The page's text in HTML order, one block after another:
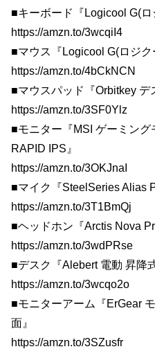
■キーボード『Logicool G(ロ
https://amzn.to/3wcqiI4
■マウス『Logicool G(ロジク
https://amzn.to/4bCkNCN
■マウスパッド『Orbitkey デ
https://amzn.to/3SF0Ylz
■モニター『MSI ゲーミン
RAPID IPS』
https://amzn.to/3OKJnaI
■マイク『SteelSeries Alias
https://amzn.to/3T1BmQj
■ヘッドホン『Arctis Nova
https://amzn.to/3wdPRse
■デスク『Alebert 電動 昇降
https://amzn.to/3wcqo2o
■モニターアーム『ErGear
面』
https://amzn.to/3SZusfr